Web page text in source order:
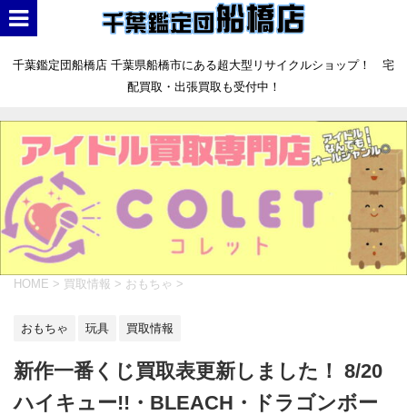
千葉鑑定団船橋店 千葉県船橋市にある超大型リサイクルショップ！ 宅
配買取・出張買取も受付中！
HOME > 買取情報 > おもちゃ >
おもちゃ 玩具 買取情報
新作一番くじ買取表更新しました！ 8/20
ハイキュー!!・BLEACH・ドラゴンボー